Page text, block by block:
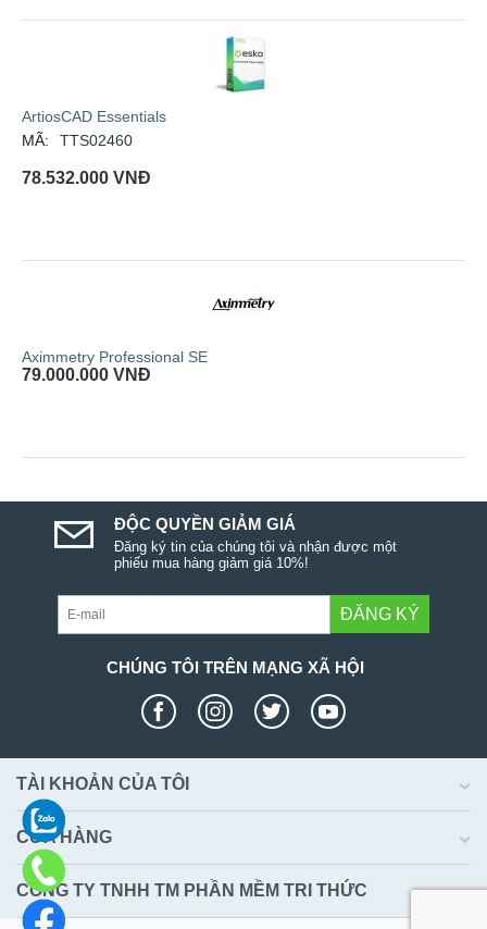
ArtiosCAD Essentials
MÃ:
TTS02460
78.532.000 VNĐ
Aximmetry Professional SE
79.000.000 VNĐ
ĐỘC QUYỀN GIẢM GIÁ
Đăng ký tin của chúng tôi và nhận được một
phiếu mua hàng giảm giá 10%!
ĐĂNG KÝ
CHÚNG TÔI TRÊN MẠNG XÃ HỘI
TÀI KHOẢN CỦA TÔI
CỬA HÀNG
CÔNG TY TNHH TM PHẦN MỀM TRI THỨC